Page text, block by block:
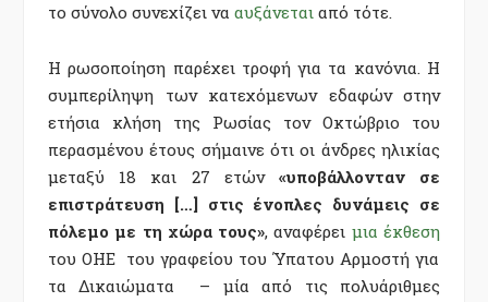
το σύνολο συνεχίζει να αυξάνεται από τότε.
Η ρωσοποίηση παρέχει τροφή για τα κανόνια. Η
συμπερίληψη των κατεχόμενων εδαφών στην
ετήσια κλήση της Ρωσίας τον Οκτώβριο του
περασμένου έτους σήμαινε ότι οι άνδρες ηλικίας
μεταξύ 18 και 27 ετών «υποβάλλονταν σε
επιστράτευση […] στις ένοπλες δυνάμεις σε
πόλεμο με τη χώρα τους», αναφέρει μια έκθεση
του ΟΗΕ του γραφείου του Ύπατου Αρμοστή για
τα Δικαιώματα – μία από τις πολυάριθμες